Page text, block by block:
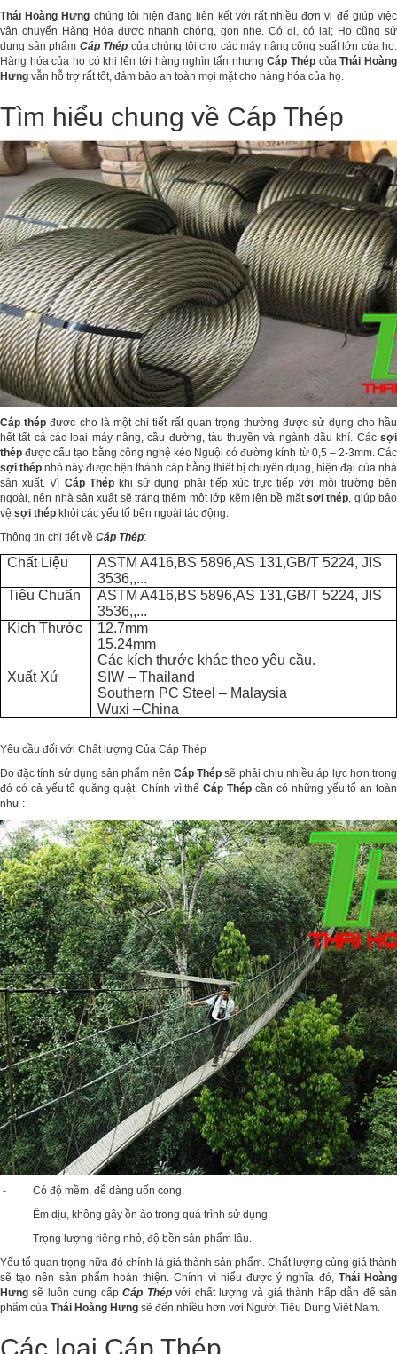
Thái Hoàng Hưng chúng tôi hiện đang liên kết với rất nhiều đơn vị để giúp việc
vận chuyển Hàng Hóa được nhanh chóng, gọn nhẹ. Có đi, có lại; Họ cũng sử
dụng sản phẩm Cáp Thép của chúng tôi cho các máy nâng công suất lớn của họ.
Hàng hóa của họ có khi lên tới hàng nghìn tấn nhưngCáp ThépcủaThái Hoàng
Hưng vẫn hỗ trợ rất tốt, đảm bảo an toàn mọi mặt cho hàng hóa của họ.
Tìm hiểu chung về Cáp Thép
Cáp thép được cho là một chi tiết rất quan trọng thường được sử dụng cho hầu
hết tất cả các loại máy nâng, cầu đường, tàu thuyền và ngành dầu khí. Các sợi
thép được cấu tạo bằng công nghệ kéo Nguội có đường kính từ 0,5 – 2-3mm. Các
sợi thép nhỏ này được bện thành cáp bằng thiết bị chuyên dụng, hiện đại của nhà
sản xuất. Vì Cáp Thépkhi sử dụng phải tiếp xúc trực tiếp với môi trường bên
ngoài, nên nhà sản xuất sẽ tráng thêm một lớp kẽm lên bề mặtsợi thép, giúp bảo
vệ sợi thép khỏi các yếu tố bên ngoài tác động.
Thông tin chi tiết về Cáp Thép:
Chất Liệu
ASTM A416,BS 5896,AS 131,GB/T 5224, JIS
3536,,...
Tiêu Chuẩn
ASTM A416,BS 5896,AS 131,GB/T 5224, JIS
3536,,...
Kích Thước
12.7mm
15.24mm
Các kích thước khác theo yêu cầu.
Xuất Xứ
SIW – Thailand
Southern PC Steel – Malaysia
Wuxi –China
Yêu cầu đối với Chất lượng Của Cáp Thép
Do đặc tính sử dụng sản phẩm nên Cáp Thép sẽ phải chịu nhiều áp lực hơn trong
đó có cả yếu tố quăng quật. Chính vì thếCáp Thép cần có những yếu tố an toàn
như :
- Có độ mềm, đễ dàng uốn cong.
- Êm dịu, không gây ồn ào trong quá trình sử dụng.
- Trọng lượng riêng nhỏ, độ bền sản phẩm lâu.
Yếu tố quan trọng nữa đó chính là giá thành sản phẩm. Chất lượng cùng giá thành
sẽ tạo nên sản phẩm hoàn thiện. Chính vì hiểu được ý nghĩa đó, Thái Hoàng
Hưng sẽ luôn cung cấpCáp Thépvới chất lượng và giá thành hấp dẫn để sản
phẩm của Thái Hoàng Hưng sẽ đến nhiều hơn với Người Tiêu Dùng Việt Nam.